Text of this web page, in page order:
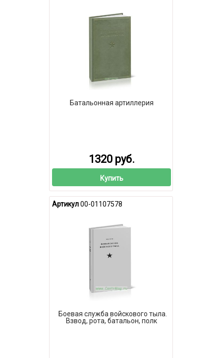
Батальонная артиллерия
1320 руб.
Купить
Артикул00-01107578
Боевая служба войскового тыла.
Взвод, рота, батальон, полк